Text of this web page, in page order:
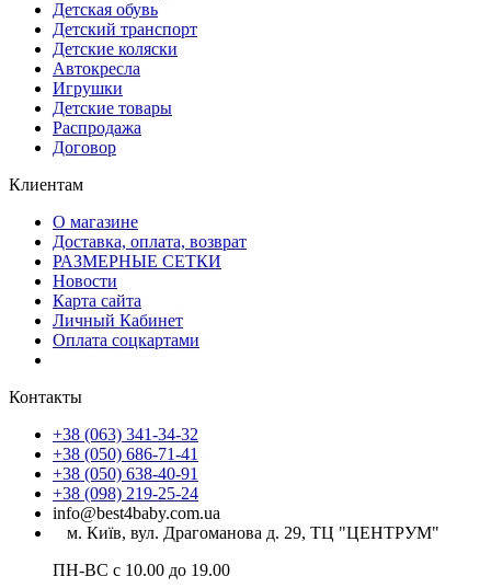
Детская обувь
Детский транспорт
Детские коляски
Автокресла
Игрушки
Детские товары
Распродажа
Договор
Клиентам
О магазине
Доставка, оплата, возврат
РАЗМЕРНЫЕ СЕТКИ
Новости
Карта сайта
Личный Кабинет
Оплата соцкартами
Контакты
+38 (063) 341-34-32
+38 (050) 686-71-41
+38 (050) 638-40-91
+38 (098) 219-25-24
info@best4baby.com.ua
м. Київ, вул. Драгоманова д. 29, ТЦ "ЦЕНТРУМ"
ПН-ВС с 10.00 до 19.00